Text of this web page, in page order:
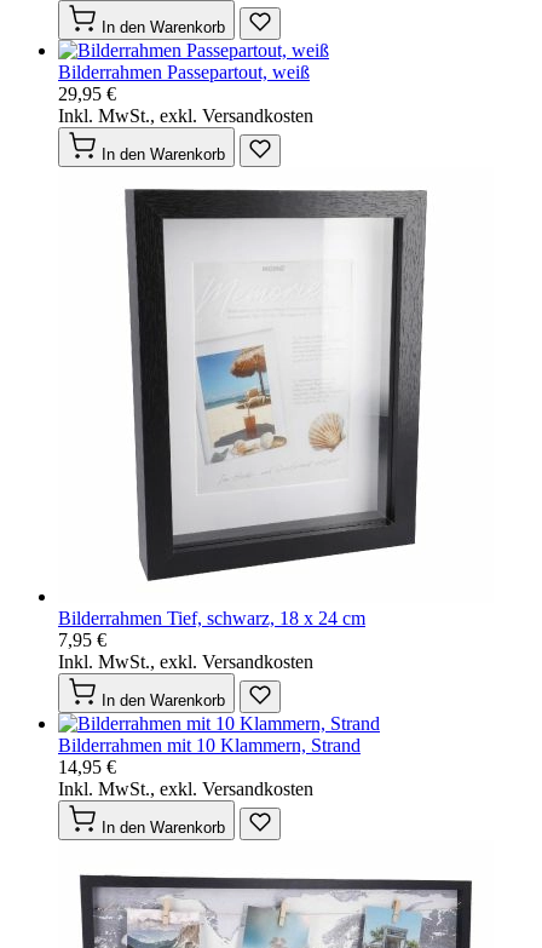
In den Warenkorb
Bilderrahmen Passepartout, weiß
29,95 €
Inkl. MwSt., exkl. Versandkosten
In den Warenkorb
Bilderrahmen Tief, schwarz, 18 x 24 cm
7,95 €
Inkl. MwSt., exkl. Versandkosten
In den Warenkorb
Bilderrahmen mit 10 Klammern, Strand
14,95 €
Inkl. MwSt., exkl. Versandkosten
In den Warenkorb